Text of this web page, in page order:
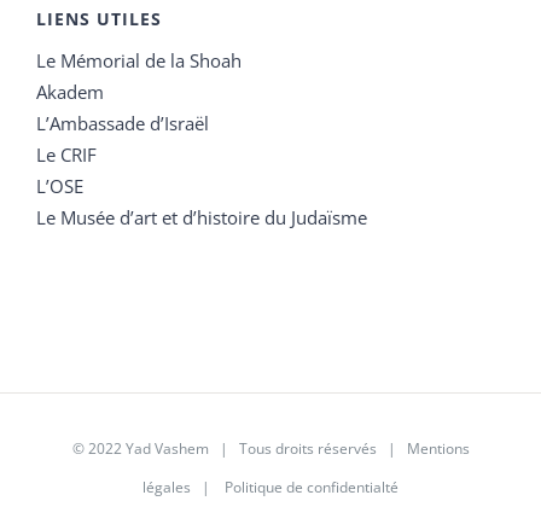
LIENS UTILES
Le Mémorial de la Shoah
Akadem
L’Ambassade d’Israël
Le CRIF
L’OSE
Le Musée d’art et d’histoire du Judaïsme
© 2022 Yad Vashem | Tous droits réservés | Mentions
légales | Politique de confidentialté